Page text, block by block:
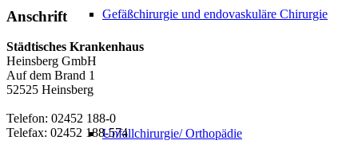
Gefäßchirurgie und endovaskuläre Chirurgie
Unfallchirurgie/ Orthopädie
Anschrift
Städtisches Krankenhaus
Heinsberg GmbH
Auf dem Brand 1
52525 Heinsberg
Telefon: 02452 188-0
Telefax: 02452 188-574